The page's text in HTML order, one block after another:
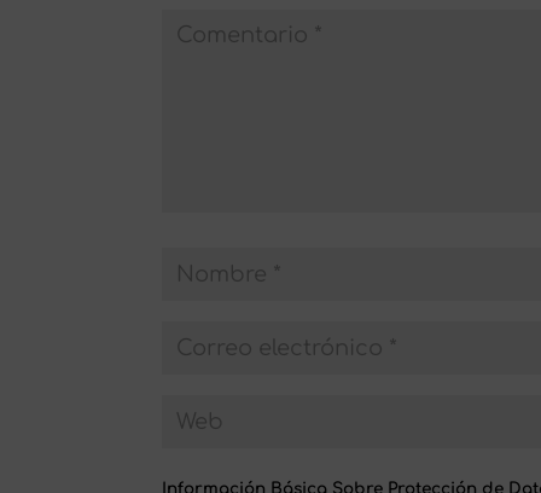
Información Básica Sobre Protección de